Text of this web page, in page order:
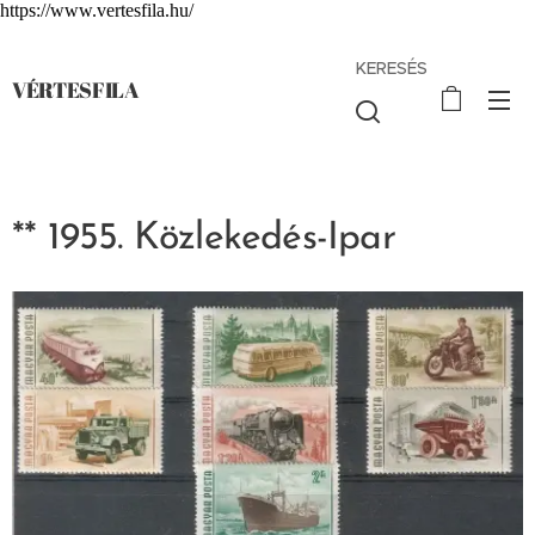
https://www.vertesfila.hu/
VÉRTESFILA
KERESÉS
** 1955. Közlekedés-Ipar